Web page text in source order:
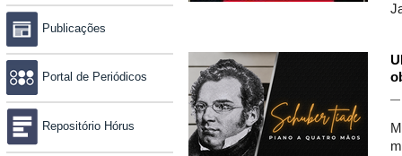
Publicações
Portal de Periódicos
Repositório Hórus